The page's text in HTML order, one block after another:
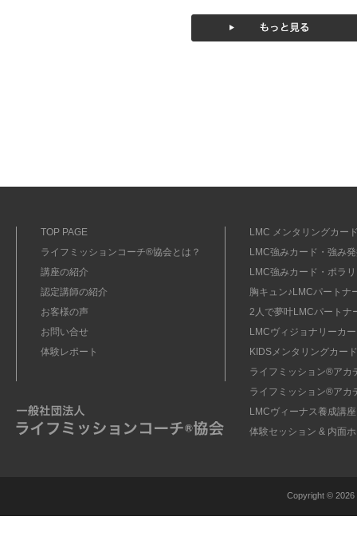
TOP PAGE
ライフミッションコーチ®協会とは？
講座の紹介
認定講師の紹介
お客様の声
お問い合せ
体験レポート
LMC メンタリングカー
LMC強みカード・強み
LMC強みカード・ポラ
胸キュン♪LMCパートナ
2人で夢叶LMCパートナ
LMCヴィジョナリーカ
KIDSメンタリングカー
ライフミッション®︎アカ
ライフミッション®︎アカ
LMCヴィーナス養成講座
体験セッション & 内面
Copyright © 2026